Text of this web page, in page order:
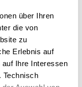
über Ihren
die von
zu
Erlebnis auf
Ihre Interessen
Technisch
Diakonie